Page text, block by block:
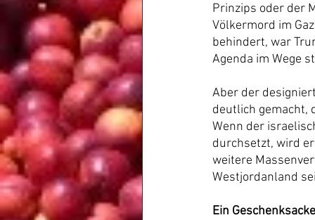
Prinzips oder der
Völkermord im
behindert, war
Agenda im Wege
Aber der
deutlich gemacht,
Wenn der
durchsetzt, wird
weitere
Westjordanland
Ein